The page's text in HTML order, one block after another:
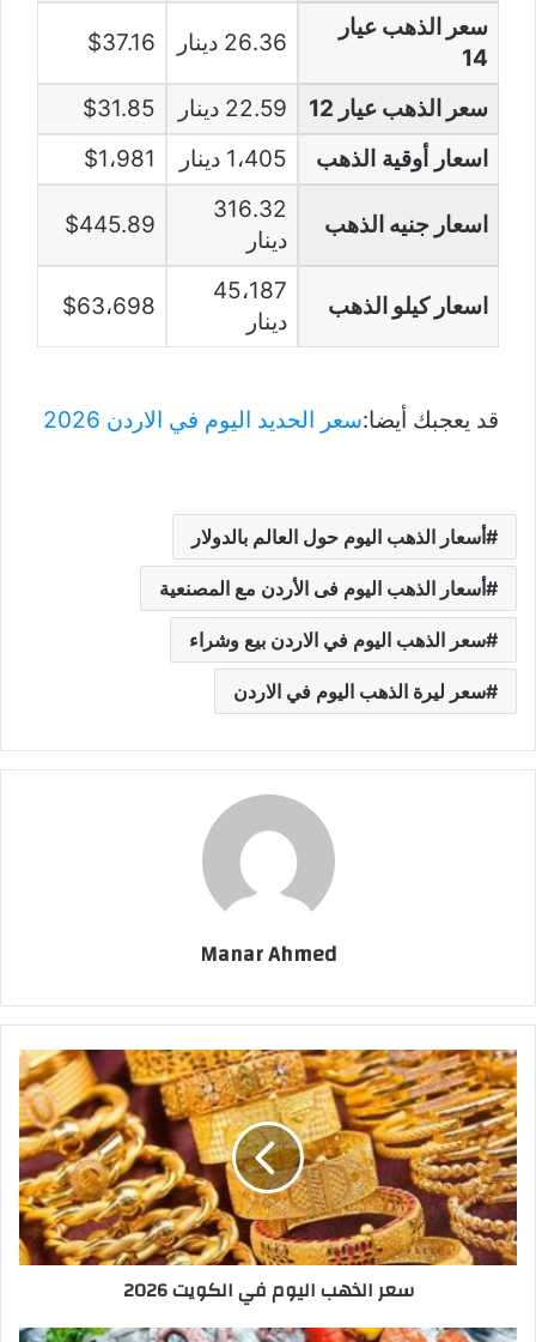
سعر الذهب عيار
14
26.36 دينار $37.16
سعر الذهب عيار 12 22.59 دينار
$31.85
اسعار أوقية الذهب
1،405 دينار $1،981
اسعار جنيه الذهب
316.32
دينار
$445.89
اسعار كيلو الذهب
45،187
دينار
$63،698
قد يعجبك أيضا:سعر الحديد اليوم في الاردن 2026
أسعار الذهب اليوم حول العالم بالدولار
أسعار الذهب اليوم فى الأردن مع المصنعية
سعر الذهب اليوم في الاردن بيع وشراء
سعر ليرة الذهب اليوم في الاردن
Manar Ahmed
سعر الذهب اليوم في الكويت 2026